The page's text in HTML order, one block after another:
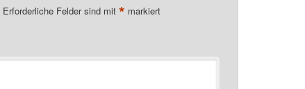
Erforderliche Felder sind mit * markiert